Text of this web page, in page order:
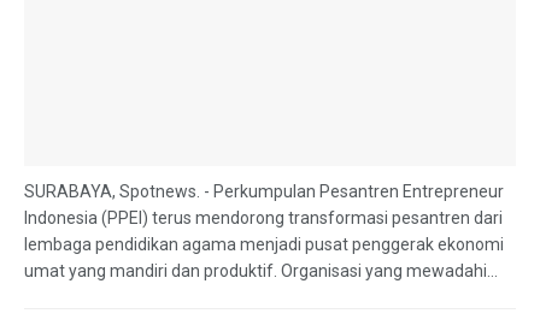
SURABAYA, Spotnews. - Perkumpulan Pesantren Entrepreneur
Indonesia (PPEI) terus mendorong transformasi pesantren dari
lembaga pendidikan agama menjadi pusat penggerak ekonomi
umat yang mandiri dan produktif. Organisasi yang mewadahi...